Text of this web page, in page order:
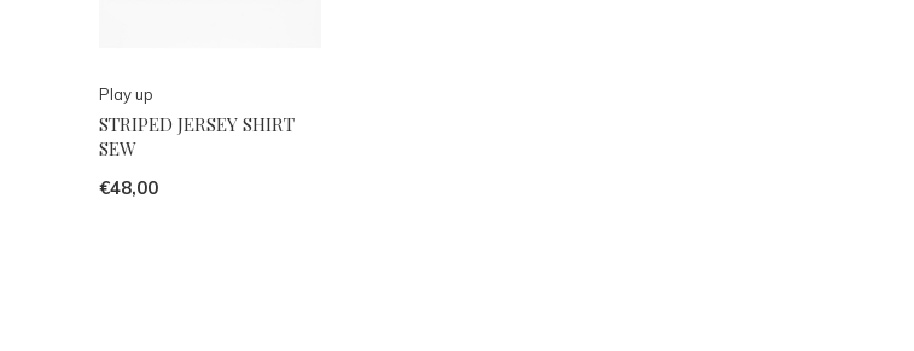
Play up
STRIPED JERSEY SHIRT
SEW
€48,00